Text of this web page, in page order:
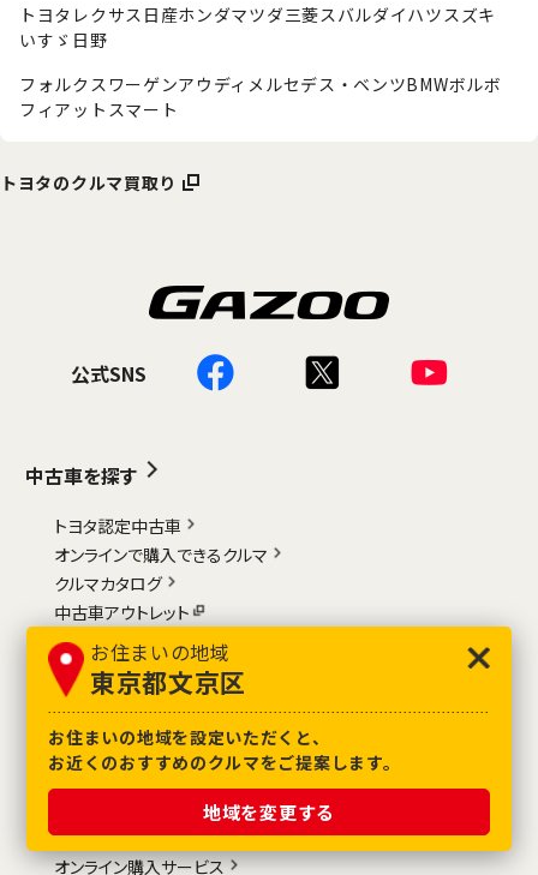
お住まいの地域
東京都文京区
お住まいの地域を設定いただくと、
お近くのおすすめのクルマをご提案します。
地域を変更する
トヨタ レクサス 日産ホンダマツダ三菱スバルダイハツ スズキ
いすゞ 日野
フォルクスワーゲンアウディ メルセデス・ベンツBMWボルボ
フィアット スマート
トヨタのクルマ買取り
公式SNS
中古車を探す
トヨタ認定中古車
オンラインで購入できるクルマ
クルマカタログ
中古車アウトレット
中古車個人間売買（TGR TRADE）
中古車サブスク（KINTO ONE）
お店を探す
GAZOOの特徴
オンライン相談サービス
オンライン購入サービス